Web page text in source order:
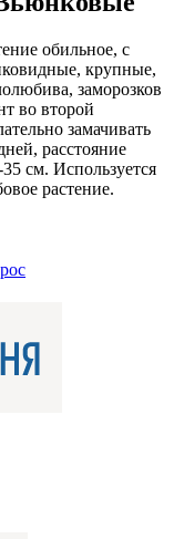
обильное, с
крупные,
заморозков
во второй
замачивать
расстояние
см. Используется
растение.